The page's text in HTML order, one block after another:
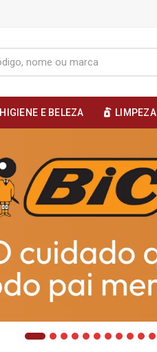
HIGIENE E BELEZA LIMPEZA